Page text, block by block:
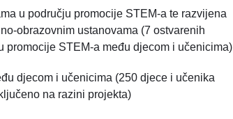
u području promocije STEM-a te razvijena
obrazovnim ustanovama (7 ostvarenih
STEM-a među djecom i učenicima)
djecom i učenicima (250 djece i učenika
na razini projekta)